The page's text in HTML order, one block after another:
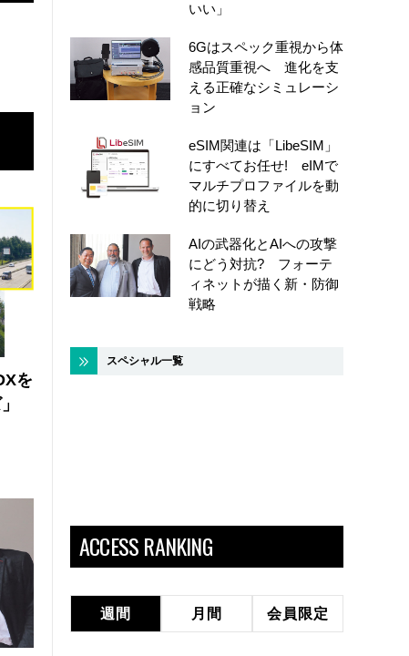
を
いい」
6Gはスペック重視から体
感品質重視へ 進化を支
える正確なシミュレーシ
ョン
eSIM関連は「LibeSIM」
にすべてお任せ! eIMで
マルチプロファイルを動
的に切り替え
AIの武器化とAIへの攻撃
にどう対抗? フォーテ
ィネットが描く新・防御
戦略
スペシャル一覧
ACCESS RANKING
週間 月間 会員限定